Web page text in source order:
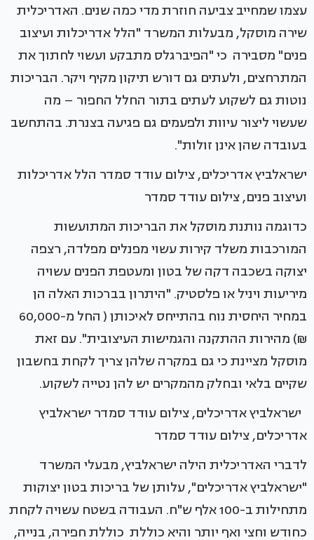
עצמו שמחייב צביעה חוזרת מדי כמה שנים. האדריכלית
שירה מוסקל, מבעלות המשרד "הלל אדריכלות ועיצוב
פנים" מסבירה כי "הפיברגלס מתבקע ועשוי לחתוך את
המתרחצים, ולעתים גם דורש תיקון מקיף ויקר. הבריכות
נוטות גם לשקוע לעתים בתור החלל החפור – מה
שעשוי ליצור עיוות ולפעמים גם פגיעה בצנרת. בהתחשב
בעובדה שהן אינן זולות".
ישראלביץ אדריכלים, צילום עודד סמדר הלל אדריכלות
ועיצוב פנים, צילום עודד סמדר
כדוגמה נותנת מוסקל את הבריכות המתועשות
המורכבות משלד קירות עשוי מפנלים מפלדה, רצפה
יצוקה בשכבה דקה של בטון ומעטפת הפנים עשויה
מיריעות ויניל או פלסטיק. "היתרון בברכות האלה הן
במחיר היחסית נוח בהתייחס לאיכותן ( החל מ-60,000
₪) מהירות ההתקנה והגמישות העיצובית". עם זאת
מוסקל מציינת כי גם במקרה שלהן צריך לקחת בחשבון
שקיים בלאי ובחלק מהמקרים יש להן נטייה לשקוע.
ישראלביץ אדריכלים, צילום עודד סמדר ישראלביץ
אדריכלים, צילום עודד סמדר
לדברי האדריכלית הילה ישראלביץ, מבעלי המשרד
"ישראלביץ אדריכלים", עלותן של בריכות בטון יצוקות
מתחילות ב-100 אלף ש"ח. העבודה בשטח עשויה לקחת
כחודש וחצי ואף יותר והיא כוללת כוללת חפירה, בנייה,